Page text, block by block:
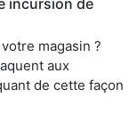
magasin ?
aux
de cette façon